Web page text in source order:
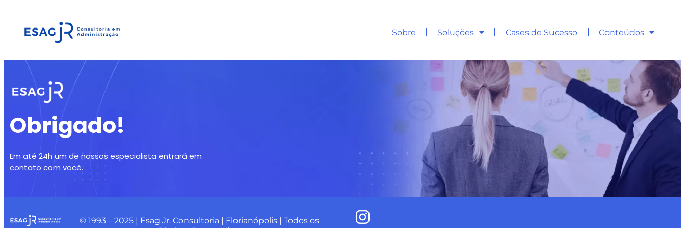
Sobre Soluções Cases de Sucesso Conteúdos
Obrigado!
Em até 24h um de nossos especialista entrará em
contato com você.
© 1993 – 2025 | Esag Jr. Consultoria | Florianópolis | Todos os